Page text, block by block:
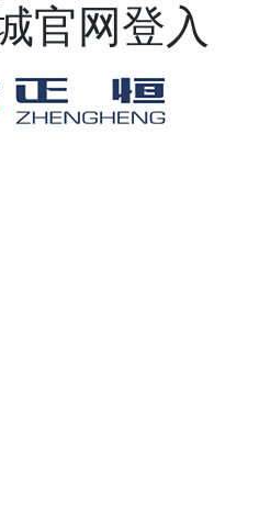
官网登入